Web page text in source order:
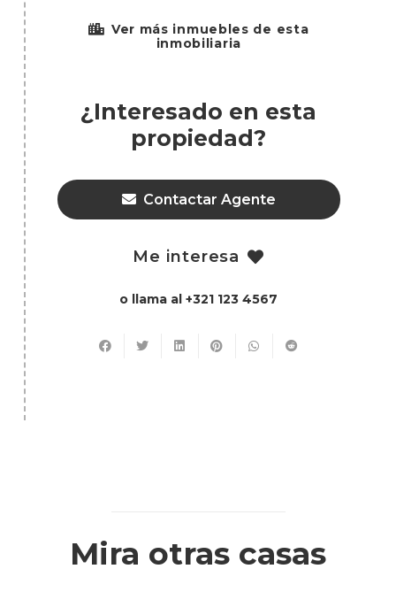
Ver más inmuebles de esta
inmobiliaria
¿Interesado en esta
propiedad?
Contactar Agente
Me interesa
o llama al +321 123 4567
Mira otras casas